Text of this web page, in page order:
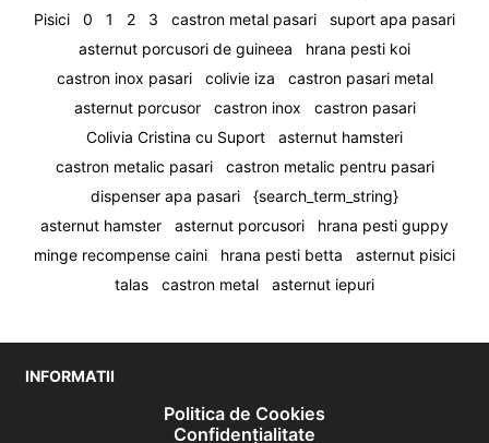
Pisici 0 1 2 3 castron metal pasari
suport apa pasari
asternut porcusori de guineea
hrana pesti koi
castron inox pasari
colivie iza
castron pasari metal
asternut porcusor
castron inox
castron pasari
Colivia Cristina cu Suport
asternut hamsteri
castron metalic pasari
castron metalic pentru pasari
dispenser apa pasari
{search_term_string}
asternut hamster
asternut porcusori
hrana pesti guppy
minge recompense caini
hrana pesti betta
asternut pisici
talas
castron metal asternut iepuri
INFORMATII
Politica de Cookies
Confidențialitate